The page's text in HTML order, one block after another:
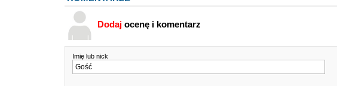
Dodajocenę i komentarz
Imię lub nick